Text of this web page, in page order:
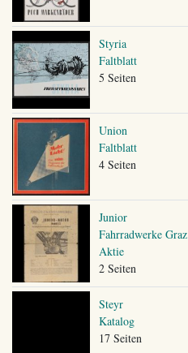
Styria
Faltblatt
5 Seiten
Union
Faltblatt
4 Seiten
Junior
Fahrradwerke Graz
Aktie
2 Seiten
Steyr
Katalog
17 Seiten